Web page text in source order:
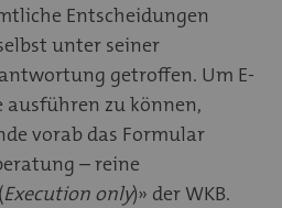
Entscheidungen
unter seiner
getroffen. Um E-
ausführen zu können,
vorab das Formular
– reine
Execution only)» der WKB.